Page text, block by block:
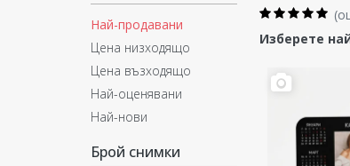
Най-продавани
Цена низходящо
Цена възходящо
Най-оценявани
Най-нови
Брой снимки
(
Изберете